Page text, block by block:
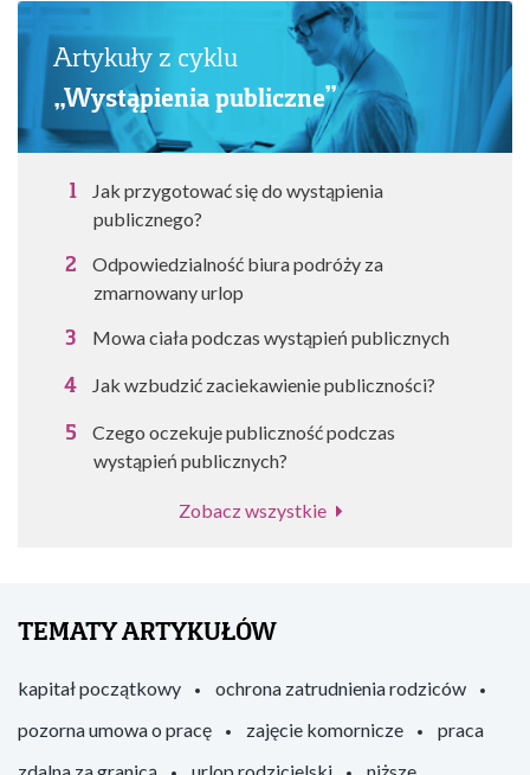
Artykuły z cyklu
„Wystąpienia publiczne”
Jak przygotować się do wystąpienia
publicznego?
Odpowiedzialność biura podróży za
zmarnowany urlop
Mowa ciała podczas wystąpień publicznych
Jak wzbudzić zaciekawienie publiczności?
Czego oczekuje publiczność podczas
wystąpień publicznych?
Zobacz wszystkie
TEMATY ARTYKUŁÓW
kapitał początkowy
ochrona zatrudnienia rodziców
pozorna umowa o pracę
zajęcie komornicze
praca